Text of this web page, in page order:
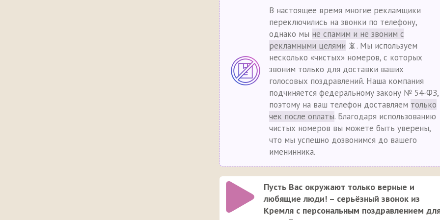
В настоящее время многие рекламщики
переключились на звонки по телефону,
однако мы не спамим и не звоним с
рекламными целями 📵. Мы используем
несколько «чистых» номеров, с которых
звоним только для доставки ваших
голосовых поздравлений. Наша компания
подчиняется федеральному закону № 54-ФЗ,
поэтому на ваш телефон доставляем только
чек после оплаты. Благодаря использованию
чистых номеров вы можете быть уверены,
что мы успешно дозвонимся до вашего
именинника.
Пусть Вас окружают только верные и
любящие люди! – серьёзный звонок из
Кремля с персональным поздравлением